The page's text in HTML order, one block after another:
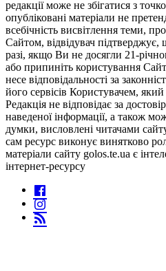
редакції може не збігатися з
опубліковані матеріали не
всебічність висвітлення теми,
Сайтом, відвідувач підтверджує,
разі, якщо Ви не досягли 21-
або припиніть користування
несе відповідальності за
його сервісів Користувачем,
Редакція не відповідає за
наведеної інформації, а також
думки, висловлені читачами
сам ресурс виконує винятково
матеріали сайту golos.te.ua є
інтернет-ресурсу